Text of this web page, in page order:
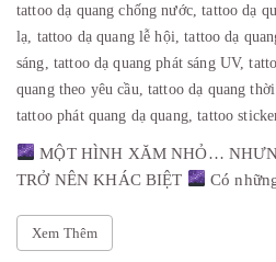
tattoo dạ quang chống nước,tattoo dạ
lạ, tattoo dạ quang lễ hội,tattoo dạ
sáng, tattoo dạ quang phát sáng UV,
quang theo yêu cầu,tattoo dạ quang
tattoo phát quang dạ quang,tattoo
MỘT HÌNH XĂM NHỎ…
TRỞ NÊN KHÁC BIỆT
Có
Xem Thêm